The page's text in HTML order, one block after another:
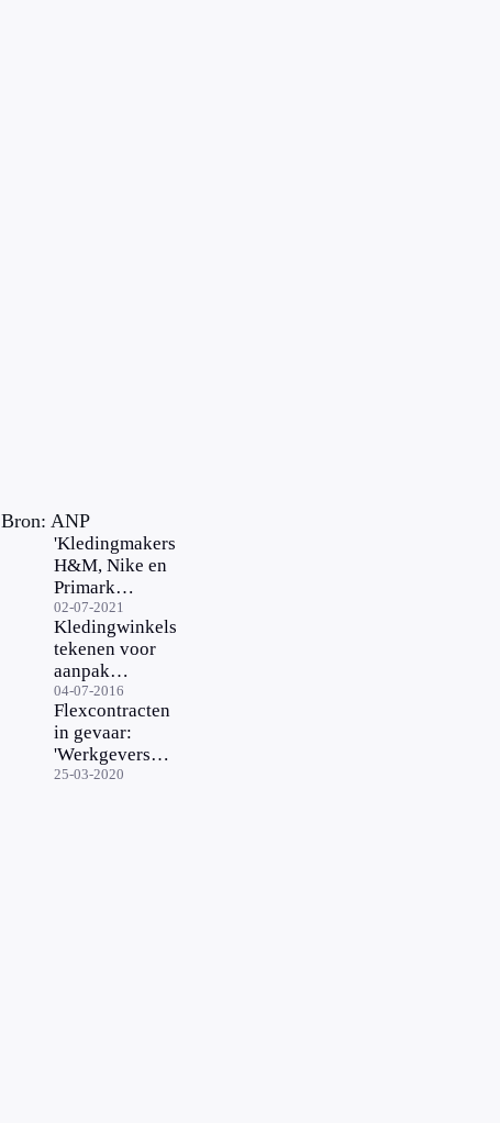
'Kledingmakers
H&M, Nike en
Primark
wachten nog
steeds op deel
van salaris'
02-07-2021
Kledingwinkels
tekenen voor
aanpak
misstanden
04-07-2016
Flexcontracten
in gevaar:
'Werkgevers
kiezen toch
25-03-2020
Bron: ANP